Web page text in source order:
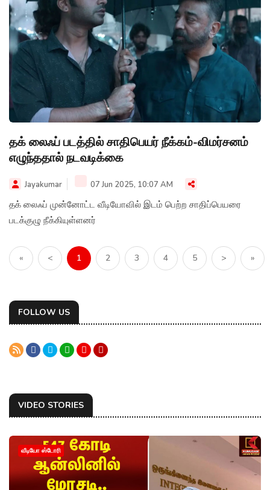
தக் லைஃப் படத்தில் சாதிபெயர் நீக்கம்-விமர்சனம்
எழுந்ததால் நடவடிக்கை
Jayakumar 07 Jun 2025, 10:07 AM
தக் லைஃப் முன்னோட்ட வீடியோவில் இடம் பெற்ற சாதிப்பெயரை
படக்குழு நீக்கியுள்ளனர்
« < 1 2 3 4 5 > »
FOLLOW US
VIDEO STORIES
வீடியோ ஸ்டோரி